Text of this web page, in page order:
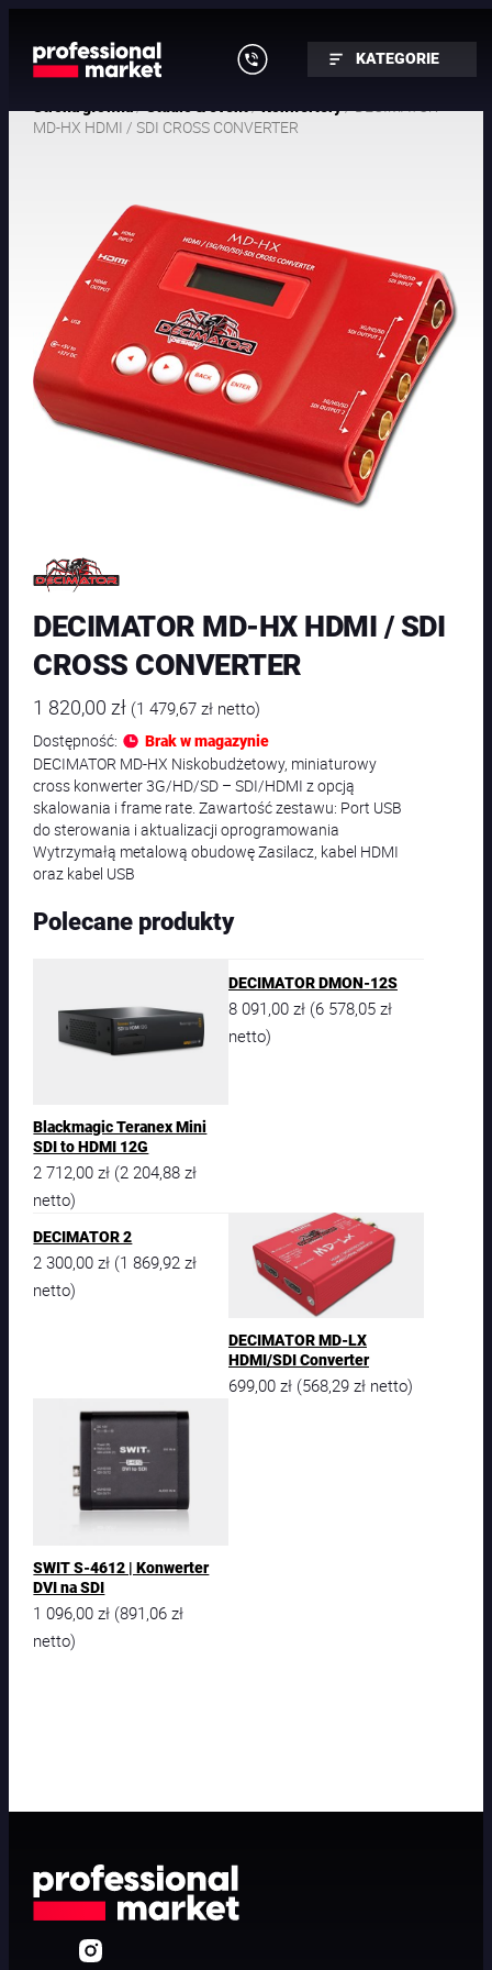
KATEGORIE
/ /
/ DECIMATOR
MD-HX HDMI / SDI CROSS CONVERTER
DECIMATOR MD-HX HDMI / SDI
CROSS CONVERTER
1 820,00zł (1 479,67zł netto)
Dostępność:
Brak w magazynie
DECIMATOR MD-HX Niskobudżetowy, miniaturowy
cross konwerter 3G/HD/SD – SDI/HDMI z opcją
skalowania i frame rate. Zawartość zestawu: Port USB
do sterowania i aktualizacji oprogramowania
Wytrzymałą metalową obudowę Zasilacz, kabel HDMI
oraz kabel USB
Polecane produkty
Blackmagic Teranex Mini
SDI to HDMI 12G
2 712,00zł (2 204,88zł
netto)
DECIMATOR DMON-12S
8 091,00 zł (6 578,05 zł
netto)
DECIMATOR 2
2 300,00zł (1 869,92zł
netto)
DECIMATOR MD-LX
HDMI/SDI Converter
699,00 zł (568,29 zł netto)
SWIT S-4612 | Konwerter
DVI na SDI
1 096,00zł (891,06zł
netto)